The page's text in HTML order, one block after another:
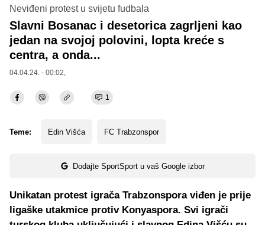
Neviđeni protest u svijetu fudbala
Slavni Bosanac i desetorica zagrljeni kao
jedan na svojoj polovini, lopta kreće s
centra, a onda...
04.04.24. - 00:02,
1
Teme: Edin Višća FC Trabzonspor
Dodajte SportSport u vaš Google izbor
Unikatan protest igrača Trabzonspora viđen je prije
ligaške utakmice protiv Konyaspora. Svi igrači